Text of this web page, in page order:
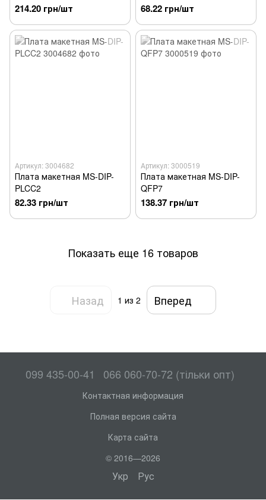
214.20 грн/шт 68.22 грн/шт
Артикул: 3004682
Плата макетная MS-DIP-
PLCC2
82.33 грн/шт
Артикул: 3000519
Плата макетная MS-DIP-
QFP7
138.37 грн/шт
Показать еще 16 товаров
Назад 1 из 2 Вперед
099 435-00-41 066 060-70-72 (тільки опт)
Контактная информация
Полная версия сайта
Карта сайта
© 2016—2026
Укр Рус